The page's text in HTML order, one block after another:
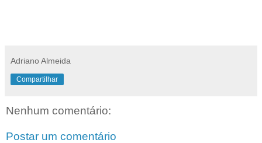
Adriano Almeida
Compartilhar
Nenhum comentário:
Postar um comentário